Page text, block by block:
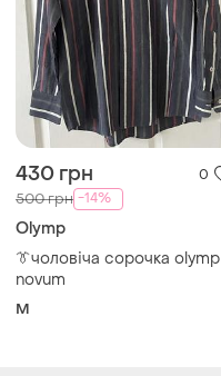
430 грн 0
500 грн -14%
Olymp
👔чоловіча сорочка olymp
novum
M